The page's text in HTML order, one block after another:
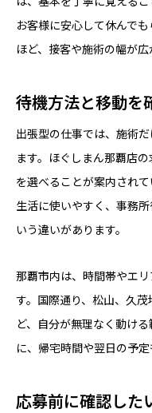
お客様に安心して休んで
ほど、接客や施術の幅が広
待機方法と移動を
出張型の仕事では、施術
ます。ほぐしまん那覇店
を選べることが案内され
生活に使いやすく、事務
いう違いがあります。
那覇市内は、時間帯やエ
す。国際通り、松山、久
ど、自分が無理なく動け
に、帰宅時間や翌日の予
応募前に確認した